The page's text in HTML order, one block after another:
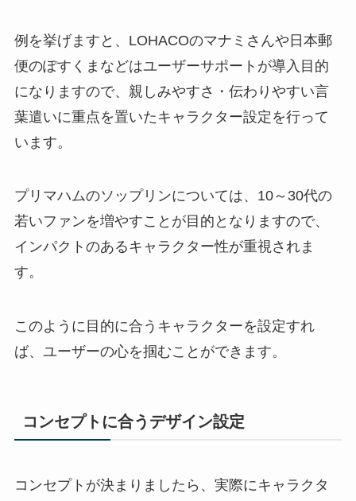
例を挙げますと、 LOHACOのマナミさんや日本郵
便のぽすくまなどはユーザーサポートが導入目的
になりますので、親しみやすさ・伝わりやすい言
葉遣いに重点を置いたキャラクター設定を行って
います。
プリマハムのソップリンについては、 10～ 30代の
若いファンを増やすことが目的となりますので、
インパクトのあるキャラクター性が重視されま
す。
このように目的に合うキャラクターを設定すれ
ば、ユーザーの心を掴むことができます。
コンセプトに合うデザイン設定
コンセプトが決まりましたら、実際にキャラクタ